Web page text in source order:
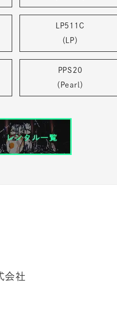
LP511C
（LP）
PPS20
（Pearl）
会社